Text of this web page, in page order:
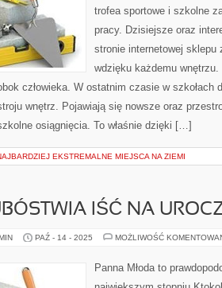
trofea sportowe i szkolne
pracy. Dzisiejsze oraz
stronie internetowej sklepu
wdzięku każdemu
człowieka. W ostatnim czasie w szkołach
wnętrz. Pojawiają się nowsze oraz
osiągnięcia. To właśnie dzięki […]
EKSTREMALNE MIEJSCA NA ZIEMI
IŚĆ NA
PAŹ - 14 - 2025 MOŻLIWOŚĆ
Panna Młoda to